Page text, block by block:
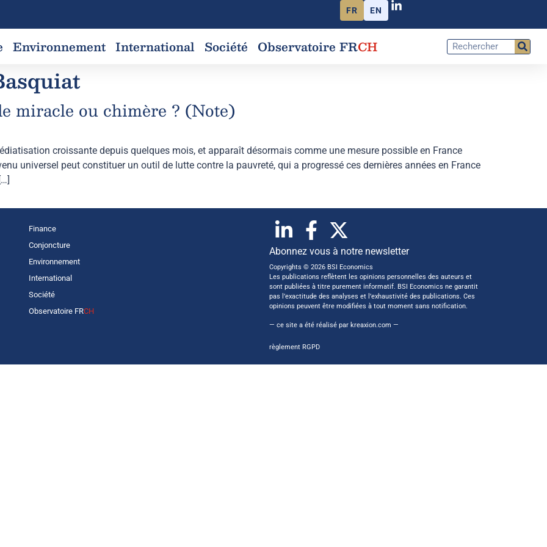
FR EN
Environnement International Société Observatoire FRCH
miracle ou chimère ? (Note)
croissante depuis quelques mois, et apparaît désormais comme une mesure possible en France
universel peut constituer un outil de lutte contre la pauvreté, qui a progressé ces dernières années en France
Finance
Conjoncture
Environnement
International
Société
Observatoire FRCH
Abonnez vous à notre newsletter
Copyrights © 2026 BSI Economics
Les publications reflètent les opinions personnelles des auteurs et
sont publiées à titre purement informatif. BSI Economics ne garantit
pas l’exactitude des analyses et l’exhaustivité des publications. Ces
opinions peuvent être modifiées à tout moment sans notification.
— ce site a été réalisé par kreaxion.com —
règlement RGPD